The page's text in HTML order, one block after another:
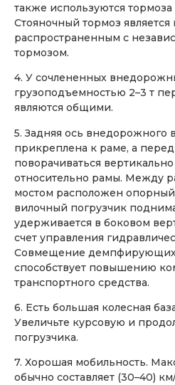
также используются
Стояночный тормоз является
распространенным с
тормозом.
4. У сочлененных
грузоподъемностью 2–3 т
являются общими.
5. Задняя ось внедорожного
прикреплена к раме, а
поворачиваться вертикально
относительно рамы. Между
мостом расположен
вилочный погрузчик
удерживается в боковом
счет управления
Совмещение демпфирующих
способствует повышению
транспортного средства.
6. Есть большая колесная
Увеличьте курсовую и
погрузчика.
7. Хорошая мобильность.
обычно составляет (30–40)